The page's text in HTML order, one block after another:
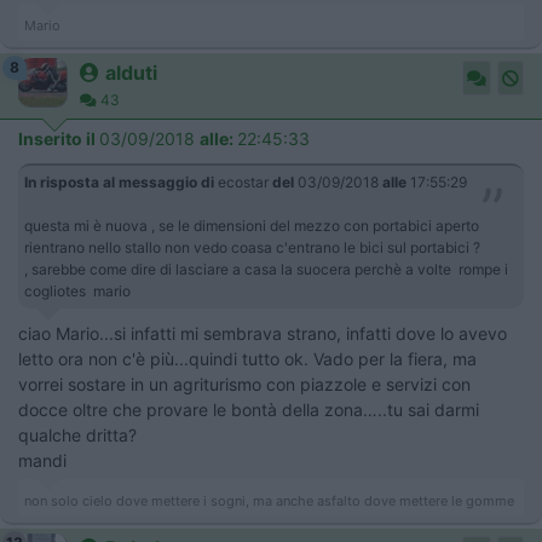
Mario
8 alduti
43
Inserito il 03/09/2018 alle: 22:45:33
In risposta al messaggio di ecostar del 03/09/2018 alle 17:55:29
questa mi è nuova , se le dimensioni del mezzo con portabici aperto
rientrano nello stallo non vedo coasa c'entrano le bici sul portabici ?
, sarebbe come dire di lasciare a casa la suocera perchè a volte rompe i
cogliotes mario
ciao Mario...si infatti mi sembrava strano, infatti dove lo avevo
letto ora non c'è più...quindi tutto ok. Vado per la fiera, ma
vorrei sostare in un agriturismo con piazzole e servizi con
docce oltre che provare le bontà della zona…..tu sai darmi
qualche dritta?
mandi
non solo cielo dove mettere i sogni, ma anche asfalto dove mettere le gomme